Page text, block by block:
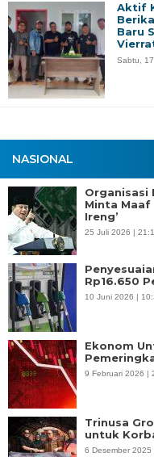
NASIONAL
Organisasi
Minta Maaf
Ireng’
25 Juli 2026 |
Rp16.650
10 Juni 2026 |
Ekonom
9 Februari 2026 |
Trinusa
untuk
6 Desember 2025
Aktif
Baru
Sabtu,